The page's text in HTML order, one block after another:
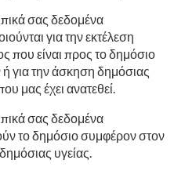
σας δεδομένα
για την εκτέλεση
που είναι προς το δημόσιο
για την άσκηση δημόσιας
μας έχει ανατεθεί.
σας δεδομένα
το δημόσιο συμφέρον στον
υγείας.